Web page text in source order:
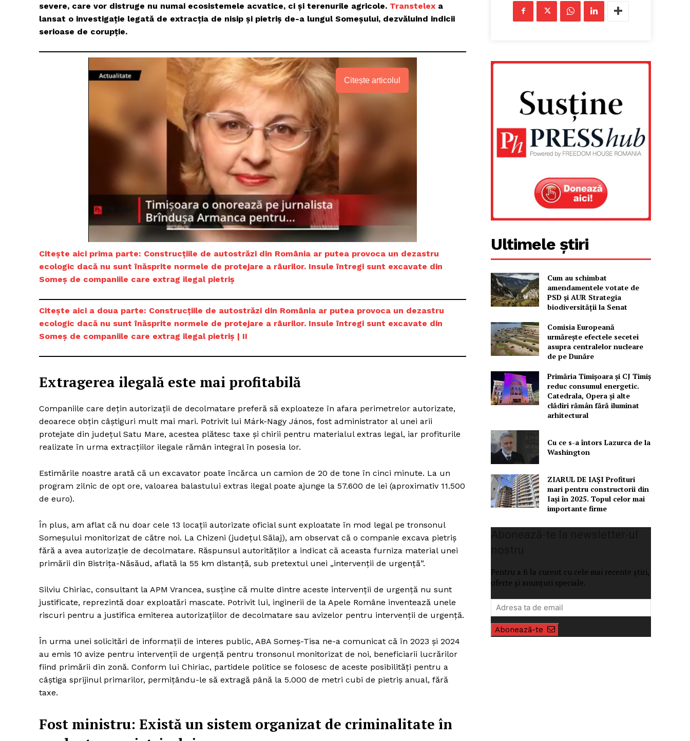
Un proiect
FREEDOM HOUSE
ROMÂNIA
PRESShub
Despre noi / Echipa
Rețea
Contact
severe, care vor distruge nu numai ecosistemele acvatice, ci și terenurile agricole. Transtelex a
lansat o investigație legată de extracția de nisip și pietriș de-a lungul Someșului, dezvăluind indicii
serioase de corupție.
Citește articolul
Citește aici prima parte: Construcțiile de autostrăzi din România ar putea provoca un dezastru
ecologic dacă nu sunt înăsprite normele de protejare a râurilor. Insule întregi sunt excavate din
Someș de companiile care extrag ilegal pietriș
Citește aici a doua parte: Construcțiile de autostrăzi din România ar putea provoca un dezastru
ecologic dacă nu sunt înăsprite normele de protejare a râurilor. Insule întregi sunt excavate din
Someș de companiile care extrag ilegal pietriș | II
Extragerea ilegală este mai profitabilă
Companiile care dețin autorizații de decolmatare preferă să exploateze în afara perimetrelor autorizate,
deoarece obțin câștiguri mult mai mari. Potrivit lui Márk-Nagy János, fost administrator al unei arii
protejate din județul Satu Mare, acestea plătesc taxe și chirii pentru materialul extras legal, iar profiturile
realizate în urma extracțiilor ilegale rămân integral în posesia lor.
Estimările noastre arată că un excavator poate încărca un camion de 20 de tone în cinci minute. La un
program zilnic de opt ore, valoarea balastului extras ilegal poate ajunge la 57.600 de lei (aproximativ 11.500
de euro).
În plus, am aflat că nu doar cele 13 locații autorizate oficial sunt exploatate în mod legal pe tronsonul
Someșului monitorizat de către noi. La Chizeni (județul Sălaj), am observat că o companie excava pietriș
fără a avea autorizație de decolmatare. Răspunsul autorităților a indicat că aceasta furniza material unei
primării din Bistrița-Năsăud, aflată la 55 km distanță, sub pretextul unei „intervenții de urgență”.
Silviu Chiriac, consultant la APM Vrancea, susține că multe dintre aceste intervenții de urgență nu sunt
justificate, reprezintă doar exploatări mascate. Potrivit lui, inginerii de la Apele Române inventează unele
riscuri pentru a justifica emiterea autorizațiilor de decolmatare sau avizelor pentru intervenții de urgență.
În urma unei solicitări de informații de interes public, ABA Someș-Tisa ne-a comunicat că în 2023 și 2024
au emis 10 avize pentru intervenții de urgență pentru tronsonul monitorizat de noi, beneficiarii lucrărilor
fiind primării din zonă. Conform lui Chiriac, partidele politice se folosesc de aceste posibilități pentru a
câștiga sprijinul primarilor, permițându-le să extragă până la 5.000 de metri cubi de pietriș anual, fără
taxe.
Fost ministru: Există un sistem organizat de criminalitate în
Ultimele știri
Cum au schimbat
amendamentele votate de
PSD și AUR Strategia
biodiversității la Senat
Comisia Europeană
urmărește efectele secetei
asupra centralelor nucleare
de pe Dunăre
Primăria Timișoara şi CJ Timiș
reduc consumul energetic.
Catedrala, Opera şi alte
clădiri rămân fără iluminat
arhitectural
Cu ce s-a întors Lazurca de la
Washington
ZIARUL DE IAȘI Profituri
mari pentru constructorii din
Iași în 2025. Topul celor mai
importante firme
Pentru a fi la curent cu cele mai recente știri,
oferte și anunțuri speciale.
Abonează-te